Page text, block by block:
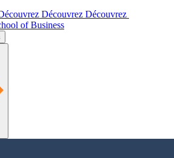
Découvrez Découvrez
of Business